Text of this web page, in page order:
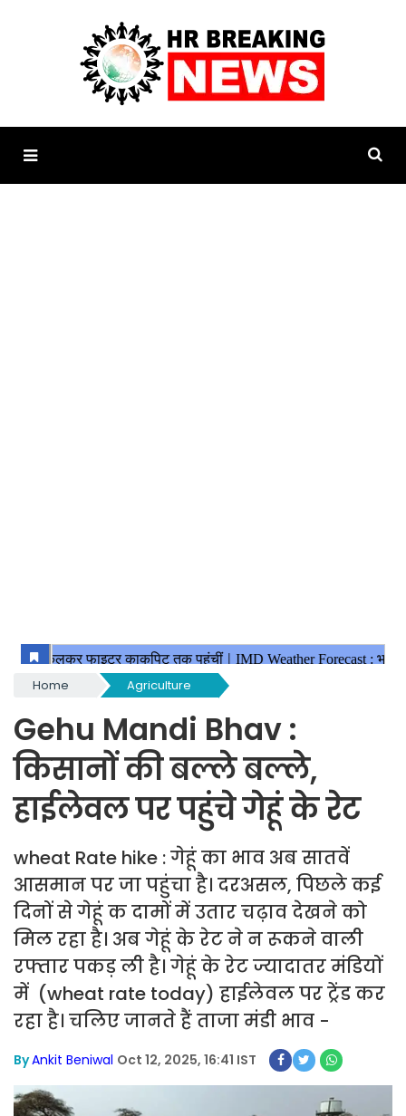
Home Agriculture
Gehu Mandi Bhav :
किसानों की बल्ले बल्ले,
हाईलेवल पर पहुंचे गेहूं के रेट
wheat Rate hike : गेहूं का भाव अब सातवें
आसमान पर जा पहुंचा है। दरअसल, पिछले कई
दिनों से गेहूं क दामों में उतार चढ़ाव देखने को
मिल रहा है। अब गेहूं के रेट ने न रूकने वाली
रफ्तार पकड़ ली है। गेहूं के रेट ज्यादातर मंडियों
में (wheat rate today) हाईलेवल पर ट्रेंड कर
रहा है। चलिए जानते हैं ताजा मंडी भाव -
ByAnkit Beniwal Oct 12, 2025, 16:41 IST